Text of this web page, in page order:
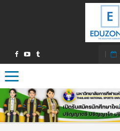
Toggle navigation